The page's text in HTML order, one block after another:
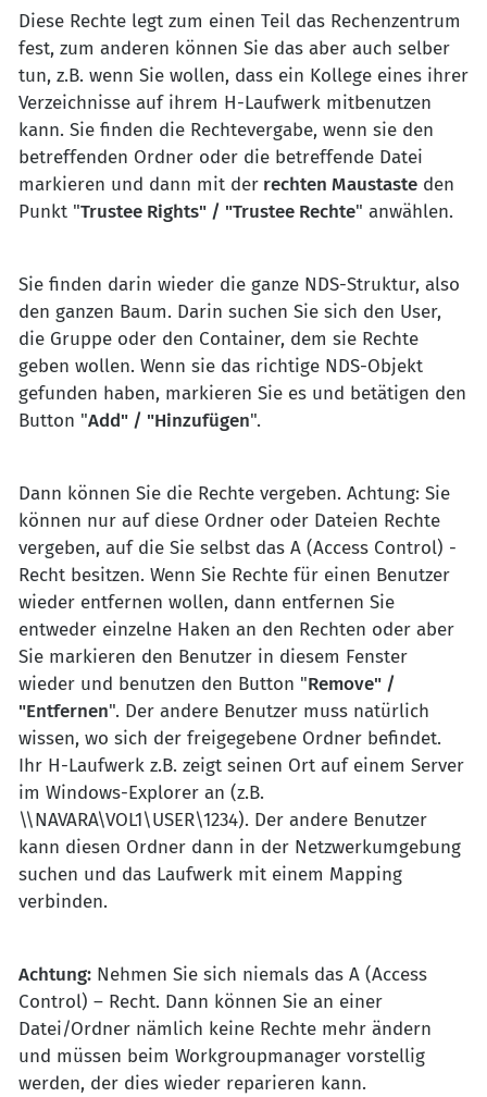
Diese Rechte legt zum einen Teil das Rechenzentrum
fest, zum anderen können Sie das aber auch selber
tun, z.B. wenn Sie wollen, dass ein Kollege eines ihrer
Verzeichnisse auf ihrem H-Laufwerk mitbenutzen
kann. Sie finden die Rechtevergabe, wenn sie den
betreffenden Ordner oder die betreffende Datei
markieren und dann mit der rechten Maustaste den
Punkt "Trustee Rights" / "Trustee Rechte" anwählen.
Sie finden darin wieder die ganze NDS-Struktur, also
den ganzen Baum. Darin suchen Sie sich den User,
die Gruppe oder den Container, dem sie Rechte
geben wollen. Wenn sie das richtige NDS-Objekt
gefunden haben, markieren Sie es und betätigen den
Button "Add" / "Hinzufügen".
Dann können Sie die Rechte vergeben. Achtung: Sie
können nur auf diese Ordner oder Dateien Rechte
vergeben, auf die Sie selbst das A (Access Control) -
Recht besitzen. Wenn Sie Rechte für einen Benutzer
wieder entfernen wollen, dann entfernen Sie
entweder einzelne Haken an den Rechten oder aber
Sie markieren den Benutzer in diesem Fenster
wieder und benutzen den Button "Remove" /
"Entfernen". Der andere Benutzer muss natürlich
wissen, wo sich der freigegebene Ordner befindet.
Ihr H-Laufwerk z.B. zeigt seinen Ort auf einem Server
im Windows-Explorer an (z.B.
\\NAVARA\VOL1\USER\1234). Der andere Benutzer
kann diesen Ordner dann in der Netzwerkumgebung
suchen und das Laufwerk mit einem Mapping
verbinden.
Achtung: Nehmen Sie sich niemals das A (Access
Control) – Recht. Dann können Sie an einer
Datei/Ordner nämlich keine Rechte mehr ändern
und müssen beim Workgroupmanager vorstellig
werden, der dies wieder reparieren kann.